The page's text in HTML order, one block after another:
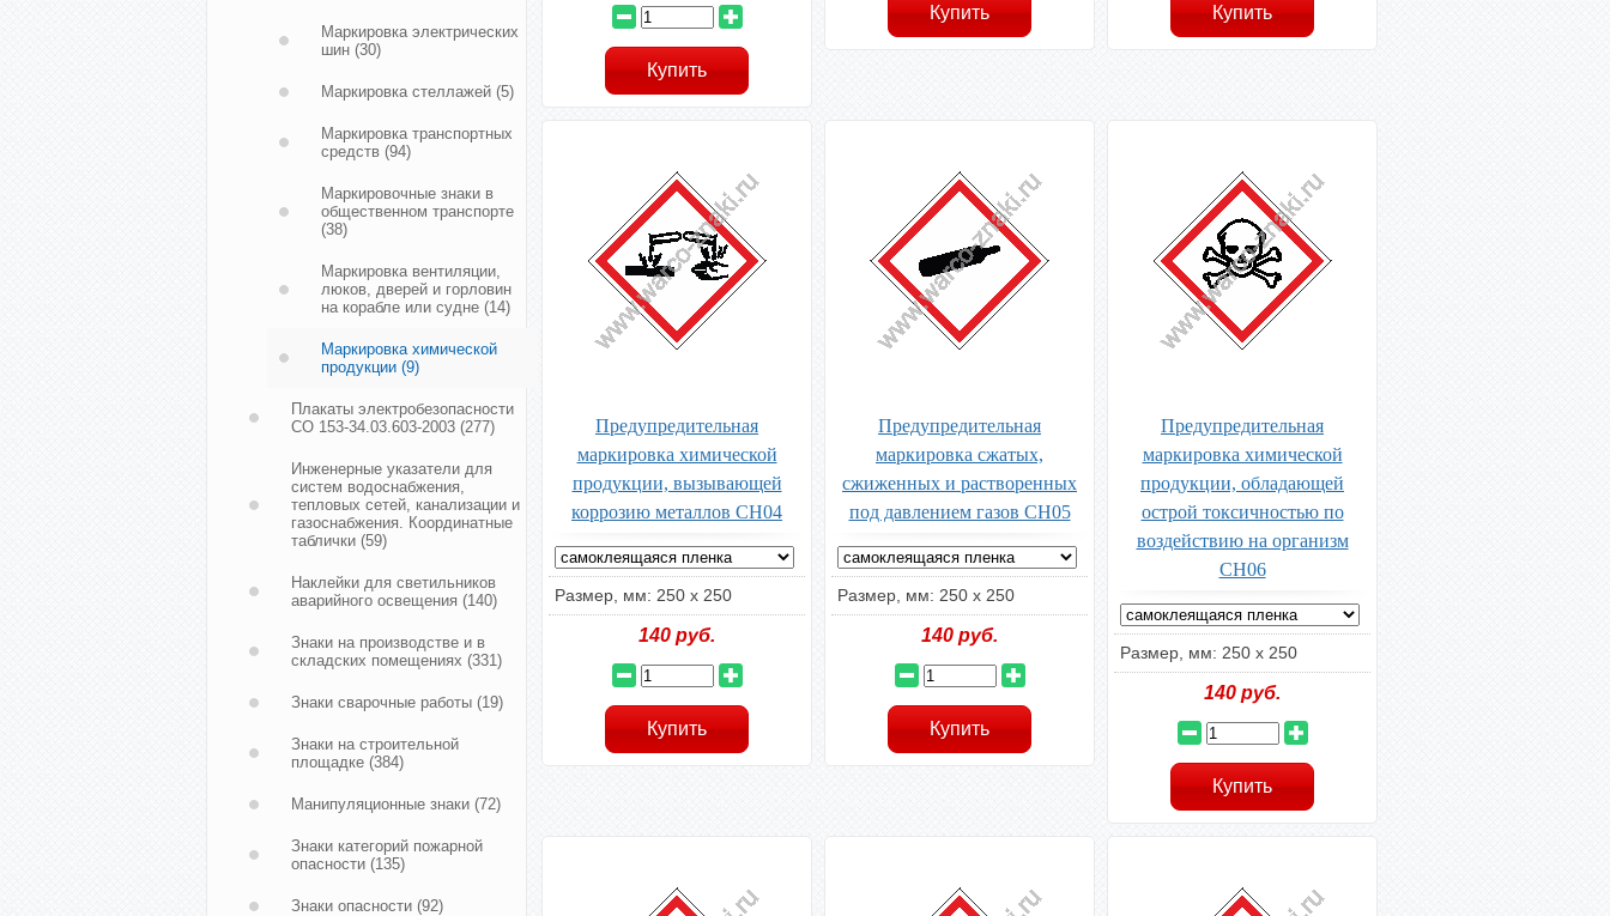
Предупредительная
маркировка химической
продукции, вызывающей
коррозию металлов CH04
Размер, мм: 250 х 250
140 руб.
Предупредительная
маркировка сжатых,
сжиженных и растворенных
под давлением газов CH05
Размер, мм: 250 х 250
140 руб.
Предупредительная
маркировка химической
продукции, обладающей
острой токсичностью по
воздействию на организм
CH06
Размер, мм: 250 х 250
140 руб.
Маркировка электрических
шин (30)
Маркировка стеллажей (5)
Маркировка транспортных
средств (94)
Маркировочные знаки в
общественном транспорте
(38)
Маркировка вентиляции,
люков, дверей и горловин
на корабле или судне (14)
Маркировка химической
продукции (9)
Плакаты электробезопасности
СО 153-34.03.603-2003 (277)
Инженерные указатели для
систем водоснабжения,
тепловых сетей, канализации и
газоснабжения. Координатные
таблички (59)
Наклейки для светильников
аварийного освещения (140)
Знаки на производстве и в
складских помещениях (331)
Знаки сварочные работы (19)
Знаки на строительной
площадке (384)
Манипуляционные знаки (72)
Знаки категорий пожарной
опасности (135)
Знаки опасности (92)